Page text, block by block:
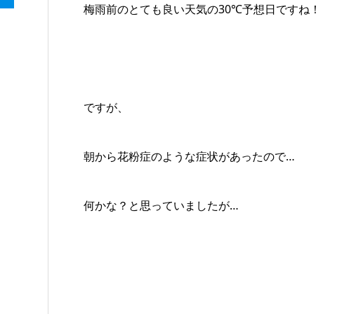
梅雨前のとても良い天気の30℃予想日ですね！
ですが、
朝から花粉症のような症状があったので…
何かな？と思っていましたが…